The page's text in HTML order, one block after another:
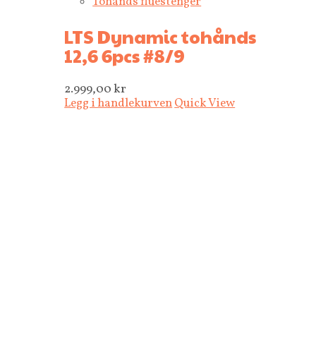
LTS Dynamic tohånds
12,6 6pcs #8/9
2.999,00kr
Legg i handlekurvenQuick View